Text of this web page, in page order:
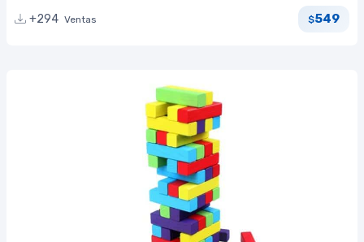
+294 Ventas $549